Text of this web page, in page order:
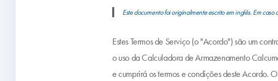
Este documento foi originalmente escrito em inglês. Em
Estes Termos de Serviço (o "Acordo") são um
o uso da Calculadora de Armazenamento
e cumprirá os termos e condições deste Acordo.